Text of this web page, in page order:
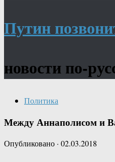
Путин
новости по-
Политика
Между Аннаполисом и
Опубликовано · 02.03.2018